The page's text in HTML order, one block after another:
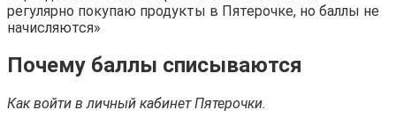
регулярно покупаю продукты в Пятерочке, но баллы не
начисляются»
Почему баллы списываются
Как войти в личный кабинет Пятерочки.